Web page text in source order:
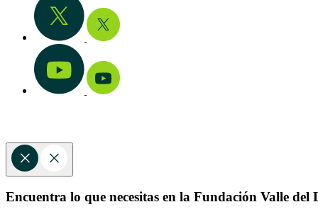
Encuentra lo que necesitas en la Fundación Valle del